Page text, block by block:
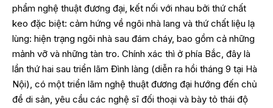
phẩm nghệ thuật đương đại, kết nối với nhau bởi thứ chất
keo đặc biệt: cảm hứng về ngôi nhà lang và thứ chất liệu lạ
lùng: hiện trạng ngôi nhà sau đám cháy, bao gồm cả những
mảnh vỡ và những tàn tro. Chính xác thì ở phía Bắc, đây là
lần thứ hai sau triển lãm Đình làng (diễn ra hồi tháng 9 tại Hà
Nội), có một triển lãm nghệ thuật đương đại hướng đến chủ
đề di sản, yêu cầu các nghệ sĩ đối thoại và bày tỏ thái độ